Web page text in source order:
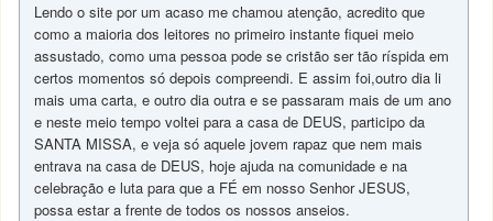
Lendo o site por um acaso me chamou atenção, acredito que
como a maioria dos leitores no primeiro instante fiquei meio
assustado, como uma pessoa pode se cristão ser tão ríspida em
certos momentos só depois compreendi. E assim foi,outro dia li
mais uma carta, e outro dia outra e se passaram mais de um ano
e neste meio tempo voltei para a casa de DEUS, participo da
SANTA MISSA, e veja só aquele jovem rapaz que nem mais
entrava na casa de DEUS, hoje ajuda na comunidade e na
celebração e luta para que a FÉ em nosso Senhor JESUS,
possa estar a frente de todos os nossos anseios.